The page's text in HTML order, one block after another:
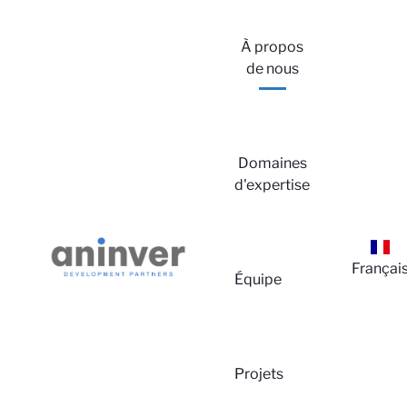
À propos
de nous
Domaines
d'expertise
Équipe
Projets